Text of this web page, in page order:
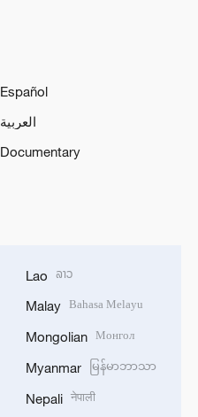
Español
العربية
Documentary
Lao ລາວ
Malay Bahasa Melayu
Mongolian Монгол
Myanmar မြန်မာဘာသာ
Nepali नेपाली